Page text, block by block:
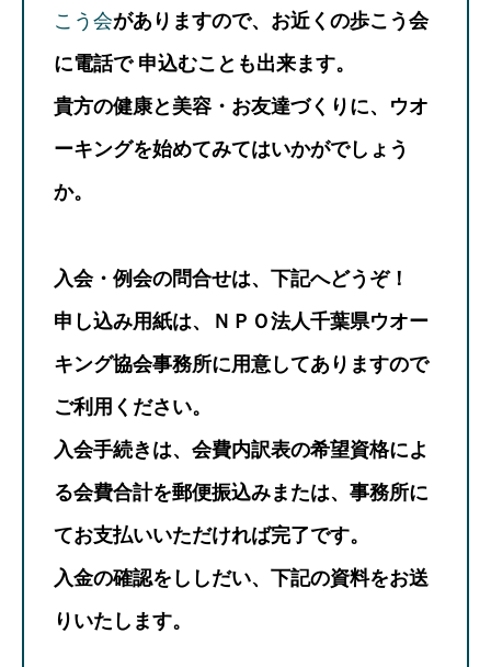
こう会がありますので、お近くの歩こう会
に電話で 申込むことも出来ます。
貴方の健康と美容・お友達づくりに、ウオ
ーキングを始めてみてはいかがでしょう
か。
入会・例会の問合せは、下記へどうぞ！
申し込み用紙は、ＮＰＯ法人千葉県ウオー
キング協会事務所に用意してありますので
ご利用ください。
入会手続きは、会費内訳表の希望資格によ
る会費合計を郵便振込みまたは、事務所に
てお支払いいただければ完了です。
入金の確認をししだい、下記の資料をお送
りいたします。